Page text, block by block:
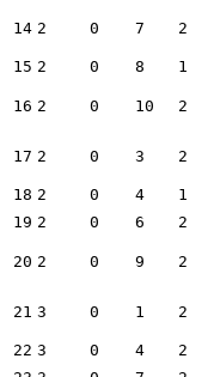
14 2 0 7 2
15 2 0 8 1
16 2 0 10 2
17 2 0 3 2
18 2 0 4 1
19 2 0 6 2
20 2 0 9 2
21 3 0 1 2
22 3 0 4 2